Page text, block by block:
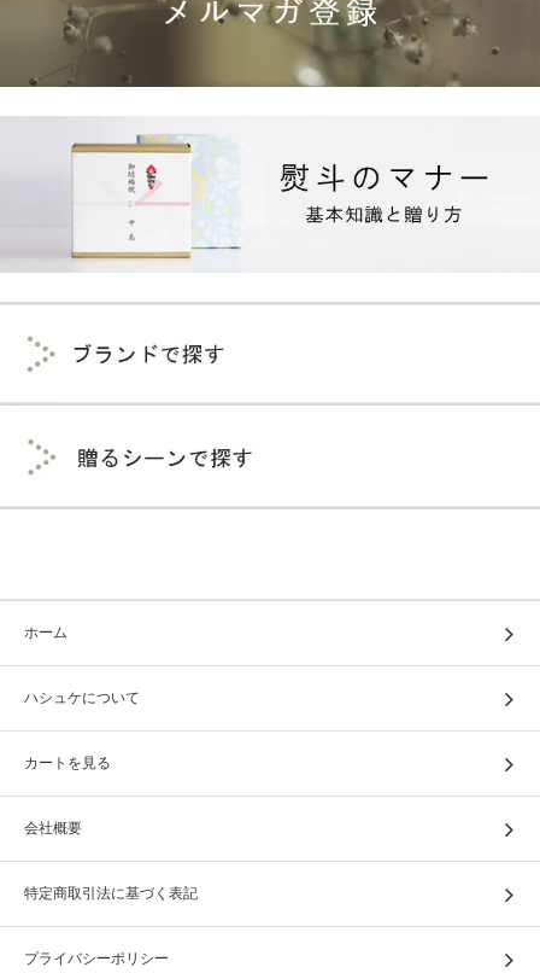
ホーム
ハシュケについて
カートを見る
会社概要
特定商取引法に基づく表記
プライバシーポリシー